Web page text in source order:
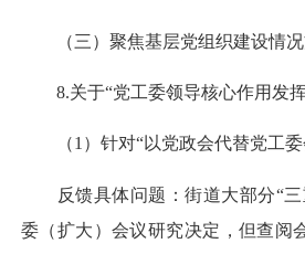
（三）聚焦基层党组织建设情况
8.关于“党工委领导核心作用发挥
（1）针对“以党政会代替党工委
反馈具体问题：街道大部分“三
委（扩大）会议研究决定，但查阅